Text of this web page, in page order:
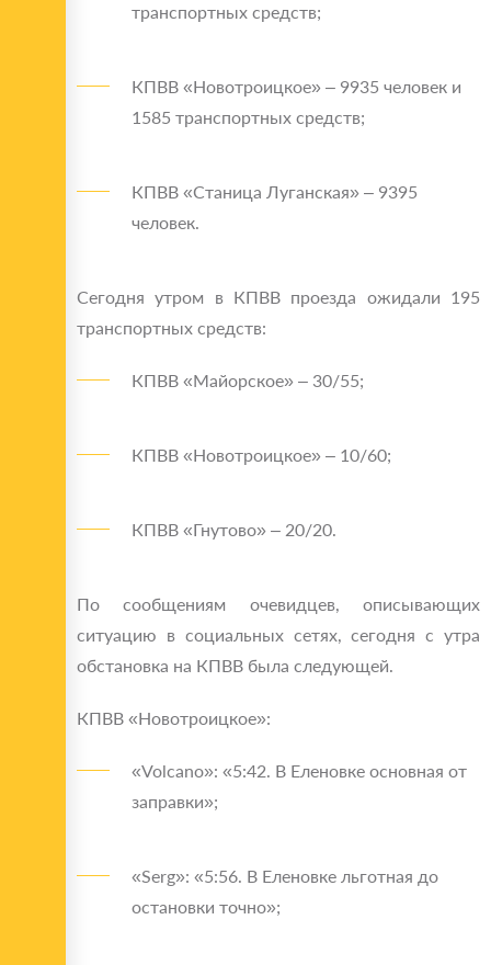
транспортных средств;
КПВВ «Новотроицкое» – 9935 человек и
1585 транспортных средств;
КПВВ «Станица Луганская» – 9395
человек.
Сегодня утром в КПВВ проезда ожидали 195
транспортных средств:
КПВВ «Майорское» – 30/55;
КПВВ «Новотроицкое» – 10/60;
КПВВ «Гнутово» – 20/20.
По сообщениям очевидцев, описывающих
ситуацию в социальных сетях, сегодня с утра
обстановка на КПВВ была следующей.
КПВВ «Новотроицкое»:
«Volcano»: «5:42. В Еленовке основная от
заправки»;
«Serg»: «5:56. В Еленовке льготная до
остановки точно»;